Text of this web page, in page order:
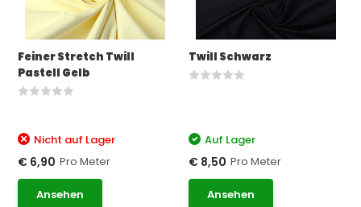
Feiner Stretch Twill
Pastell Gelb
Nicht auf Lager
€ 6,90 Pro Meter
Ansehen
Twill Schwarz
Auf Lager
€ 8,50 Pro Meter
Ansehen